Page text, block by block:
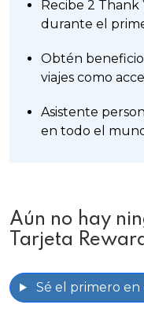
Recibe 2
durante el
Obtén
viajes como
Asistente
en todo el
Aún no hay
Tarjeta
Sé el primero en